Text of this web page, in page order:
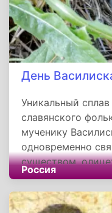
День
Уникальный
славянского
мученику
одновременно
существом,
страхи.
аграрном
ритмы и
Россия